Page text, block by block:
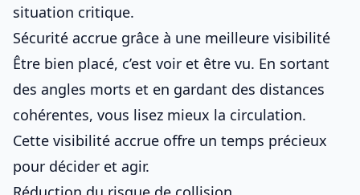
situation critique.
Sécurité accrue grâce à une meilleure visibilité
Être bien placé, c’est voir et être vu. En sortant
des angles morts et en gardant des distances
cohérentes, vous lisez mieux la circulation.
Cette visibilité accrue offre un temps précieux
pour décider et agir.